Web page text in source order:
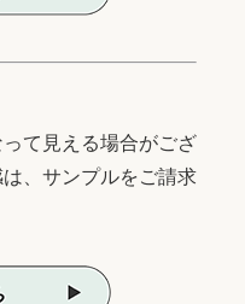
て見える場合がござ
、サンプルをご請求